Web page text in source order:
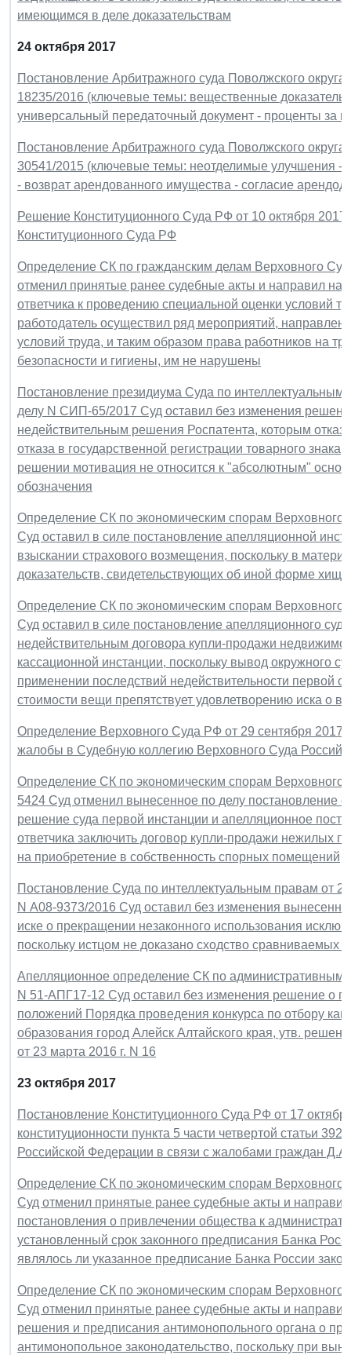
имеющимся в деле доказательствам
24 октября 2017
Постановление Арбитражного суда Поволжского
18235/2016 (ключевые темы: вещественные
универсальный передаточный документ - проценты за
Постановление Арбитражного суда Поволжского
30541/2015 (ключевые темы: неотделимые улучшения -
- возврат арендованного имущества - согласие
Решение Конституционного Суда РФ от 10 октября
Конституционного Суда РФ
Определение СК по гражданским делам Верховного
отменил принятые ранее судебные акты и направил на
ответчика к проведению специальной оценки условий
работодатель осуществил ряд мероприятий,
условий труда, и таким образом права работников на
безопасности и гигиены, им не нарушены
Постановление президиума Суда по интеллектуальным
делу N СИП-65/2017 Суд оставил без изменения
недействительным решения Роспатента, которым
отказа в государственной регистрации товарного
решении мотивация не относится к "абсолютным"
обозначения
Определение СК по экономическим спорам
Суд оставил в силе постановление апелляционной
взыскании страхового возмещения, поскольку в
доказательств, свидетельствующих об иной форме
Определение СК по экономическим спорам
Суд оставил в силе постановление апелляционного
недействительным договора купли-продажи
кассационной инстанции, поскольку вывод окружного
применении последствий недействительности первой
стоимости вещи препятствует удовлетворению иска о
Определение Верховного Суда РФ от 29 сентября 2017
жалобы в Судебную коллегию Верховного Суда
Определение СК по экономическим спорам
5424 Суд отменил вынесенное по делу постановление
решение суда первой инстанции и апелляционное
ответчика заключить договор купли-продажи нежилых
на приобретение в собственность спорных помещений
Постановление Суда по интеллектуальным правам от
N А08-9373/2016 Суд оставил без изменения
иске о прекращении незаконного использования
поскольку истцом не доказано сходство сравниваемых
Апелляционное определение СК по административным
N 51-АПГ17-12 Суд оставил без изменения решение о
положений Порядка проведения конкурса по отбору
образования город Алейск Алтайского края, утв.
от 23 марта 2016 г. N 16
23 октября 2017
Постановление Конституционного Суда РФ от 17
конституционности пункта 5 части четвертой статьи
Российской Федерации в связи с жалобами граждан
Определение СК по экономическим спорам Верховного
Суд отменил принятые ранее судебные акты и
постановления о привлечении общества к
установленный срок законного предписания Банка
являлось ли указанное предписание Банка России
Определение СК по экономическим спорам Верховного
Суд отменил принятые ранее судебные акты и
решения и предписания антимонопольного органа о
антимонопольное законодательство, поскольку при